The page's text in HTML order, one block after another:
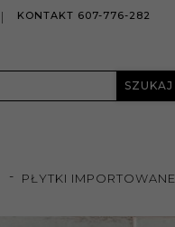
KONTAKT 607-776-282
SZUKAJ
PŁYTKI IMPORTOWANE